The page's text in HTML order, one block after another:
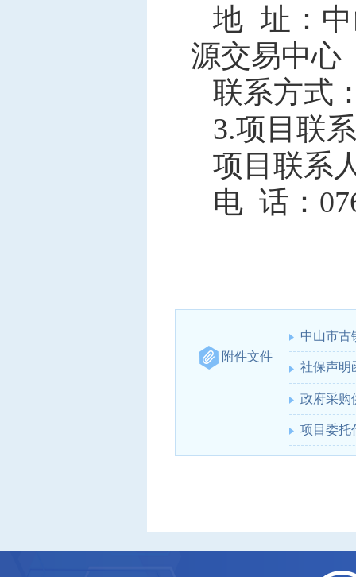
地 址：中
源交易中心
联系方式
3.项目联
项目联系
电 话：
附件文件
中山市
社保声明
政府采购
项目委托